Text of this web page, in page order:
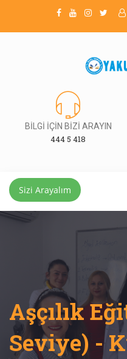
BİLGİ İÇİN BİZİ ARAYIN
444 5 418
Sizi Arayalım
Aşçılık
Seviye) -